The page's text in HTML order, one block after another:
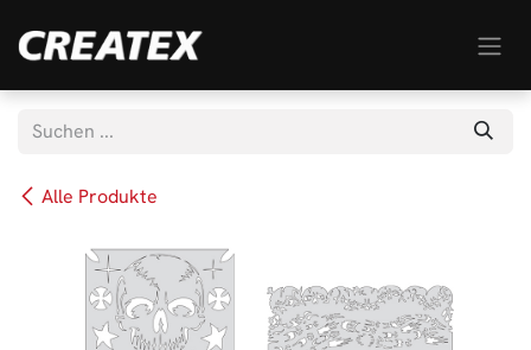
Alle Produkte